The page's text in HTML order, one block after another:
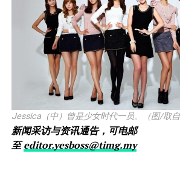
Jessica（中）曾是少女时代一员。（图/取自
新闻采访与资讯通告，可电邮
至editor.yesboss@timg.my